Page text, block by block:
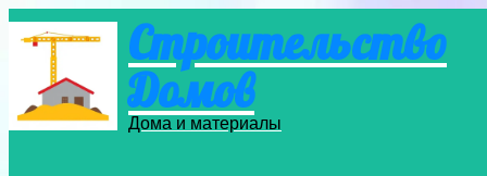
Строительство
Домов
Дома и материалы